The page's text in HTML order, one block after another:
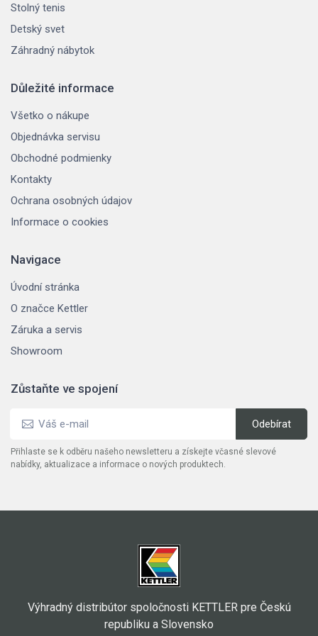
Stolný tenis
Detský svet
Záhradný nábytok
Důležité informace
Všetko o nákupe
Objednávka servisu
Obchodné podmienky
Kontakty
Ochrana osobných údajov
Informace o cookies
Navigace
Úvodní stránka
O značce Kettler
Záruka a servis
Showroom
Zůstaňte ve spojení
Přihlaste se k odběru našeho newsletteru a získejte včasné slevové
nabídky, aktualizace a informace o nových produktech.
Výhradný distribútor spoločnosti KETTLER pre Českú
republiku a Slovensko